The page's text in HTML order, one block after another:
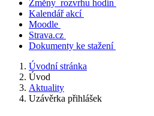
Změny rozvrhu hodin
Kalendář akcí
Moodle
Strava.cz
Dokumenty ke stažení
Úvodní stránka
Úvod
Aktuality
Uzávěrka přihlášek